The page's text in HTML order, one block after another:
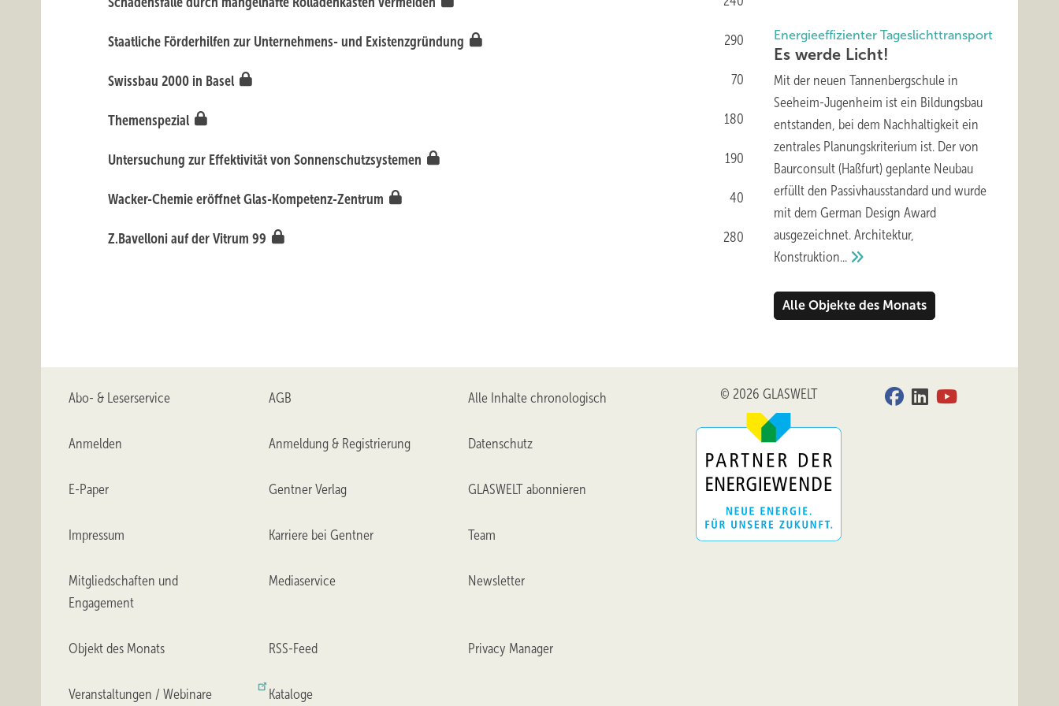
290
Staatliche Förderhilfen zur Unternehmens- und Existenzgründung
70
Swissbau 2000 in Basel
180
Themenspezial
190
Untersuchung zur Effektivität von Sonnenschutzsystemen
40
Wacker-Chemie eröffnet Glas-Kompetenz-Zentrum
280
Z.Bavelloni auf der Vitrum 99
Energieeffizienter Tageslichttransport
Es werde Licht!
Mit der neuen Tannenbergschule in
Seeheim-Jugenheim ist ein Bildungsbau
entstanden, bei dem Nachhaltigkeit ein
zentrales Planungskriterium ist. Der von
Baurconsult (Haßfurt) geplante Neubau
erfüllt den Passivhausstandard und wurde
mit dem German Design Award
ausgezeichnet. Architektur,
Konstruktion...
Alle Objekte des Monats
Abo- & Leserservice AGB Alle Inhalte chronologisch
Anmelden Anmeldung & Registrierung Datenschutz
E-Paper Gentner Verlag GLASWELT abonnieren
Impressum Karriere bei Gentner Team
Mitgliedschaften und
Engagement
Mediaservice Newsletter
Objekt des Monats RSS-Feed Privacy Manager
Veranstaltungen / Webinare Kataloge
© 2026 GLASWELT